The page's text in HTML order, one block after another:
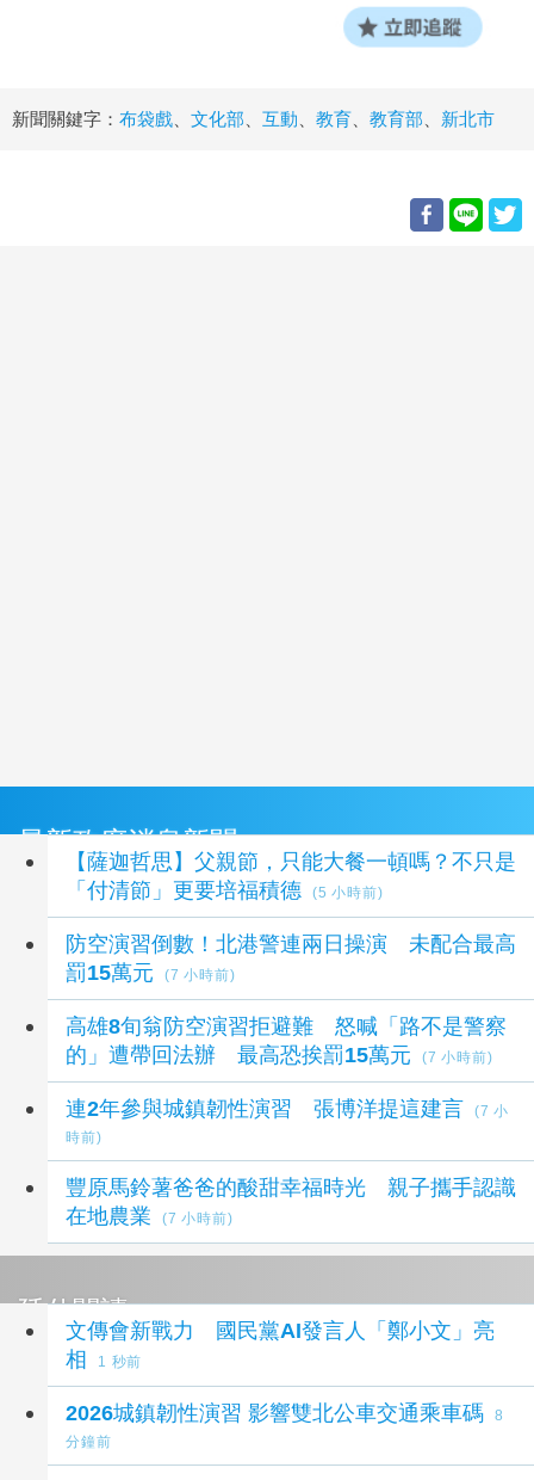
新聞關鍵字： 布袋戲 文化部 互動 教育 教育部 新北市
最新政府消息新聞
【薩迦哲思】父親節，只能大餐一頓嗎？不只是
「付清節」更要培福積德
(5 小時前)
防空演習倒數！北港警連兩日操演 未配合最高
罰15萬元
(7 小時前)
高雄8旬翁防空演習拒避難 怒喊「路不是警察
的」遭帶回法辦 最高恐挨罰15萬元
(7 小時前)
連2年參與城鎮韌性演習 張博洋提這建言
(7 小
時前)
豐原馬鈴薯爸爸的酸甜幸福時光 親子攜手認識
在地農業
(7 小時前)
延伸閱讀
文傳會新戰力 國民黨AI發言人「鄭小文」亮
相
1 秒前
2026城鎮韌性演習 影響雙北公車交通乘車碼
8
分鐘前